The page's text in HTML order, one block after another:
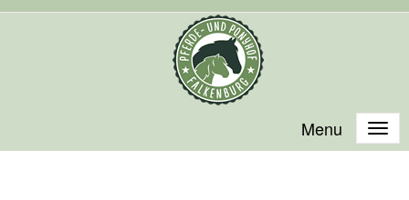
Menu